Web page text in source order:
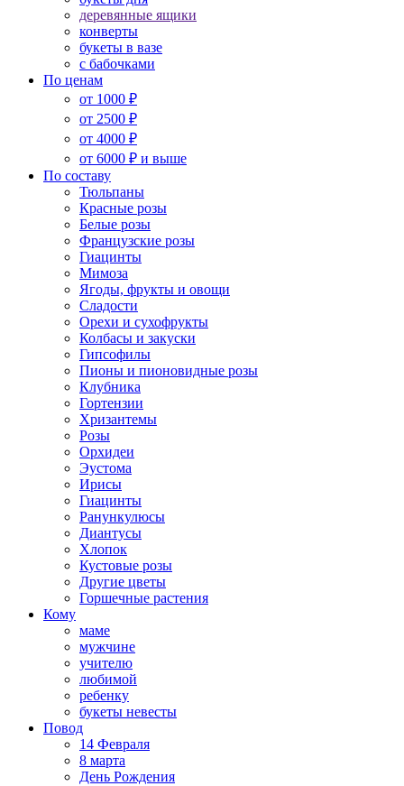
деревянные ящики
конверты
букеты в вазе
с бабочками
По ценам
от 1000 ₽
от 2500 ₽
от 4000 ₽
от 6000 ₽ и выше
По составу
Тюльпаны
Красные розы
Белые розы
Французские розы
Гиацинты
Мимоза
Ягоды, фрукты и овощи
Сладости
Орехи и сухофрукты
Колбасы и закуски
Гипсофилы
Пионы и пионовидные розы
Клубника
Гортензии
Хризантемы
Розы
Орхидеи
Эустома
Ирисы
Гиацинты
Ранункулюсы
Диантусы
Хлопок
Кустовые розы
Другие цветы
Горшечные растения
Кому
маме
мужчине
учителю
любимой
ребенку
букеты невесты
Повод
14 Февраля
8 марта
День Рождения